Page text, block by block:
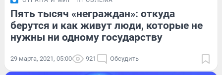
Пять тысяч «неграждан»: откуда
берутся и как живут люди, которые не
нужны ни одному государству
29 марта, 2021, 05:00 921 Обсудить